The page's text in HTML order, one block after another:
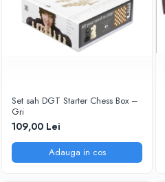
Piese de sah DGT
Piese De Sah Tematice Din Plastic
Piese Din Lemn
Piese sah electronice
Piese sah electronice
Piese Sah Tematice
Set sah DGT Starter Chess Box –
Gri
109,00 Lei
Adauga in cos